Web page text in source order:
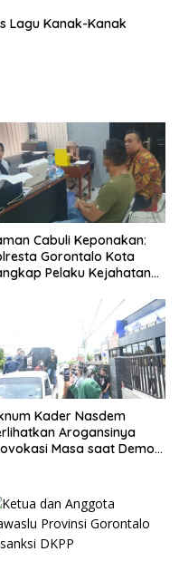
Lagu Kanak-Kanak
Cabuli Keponakan:
Gorontalo Kota
Pelaku Kejahatan
Kader Nasdem
Arogansinya
Masa saat Demo